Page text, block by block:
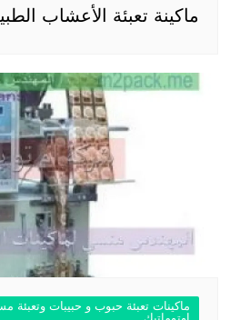
ماكينة تعبئة الأعشاب
ماكينات تعبئة حبوب و حبيبات وتعبئة